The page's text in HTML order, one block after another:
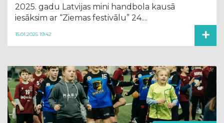
2025. gadu Latvijas mini handbola kausā
iesāksim ar “Ziemas festivālu” 24....
15.01.2025 19:42 +